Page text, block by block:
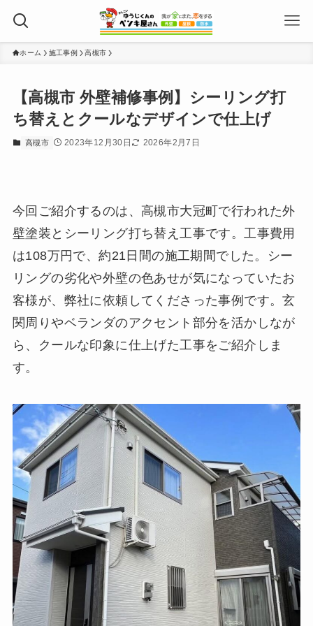
ホーム 施工事例 高槻市
【高槻市 外壁補修事例】シーリング打
ち替えとクールなデザインで仕上げ
高槻市 2023年12月30日 2026年2月7日
今回ご紹介するのは、高槻市大冠町で行われた外
壁塗装とシーリング打ち替え工事です。工事費用
は108万円で、約21日間の施工期間でした。シー
リングの劣化や外壁の色あせが気になっていたお
客様が、弊社に依頼してくださった事例です。玄
関周りやベランダのアクセント部分を活かしなが
ら、クールな印象に仕上げた工事をご紹介しま
す。